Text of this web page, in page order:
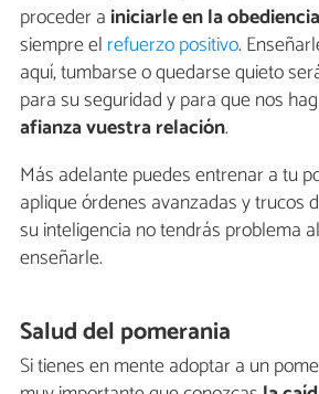
proceder a iniciarle en la obediencia
siempre el refuerzo positivo.
aquí, tumbarse o quedarse quieto
para su seguridad y para que nos
afianza vuestra relación.
Más adelante puedes entrenar a tu
aplique órdenes avanzadas y trucos
su inteligencia no tendrás problema
enseñarle.
Salud del pomerania
Si tienes en mente adoptar a un